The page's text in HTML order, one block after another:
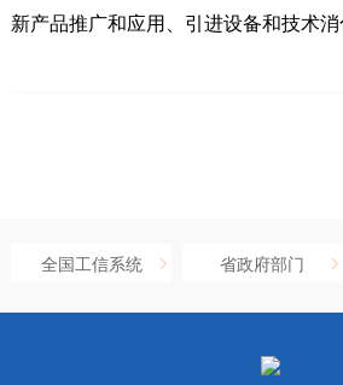
新产品推广和应用、引进设备和技术消
全国工信系统 省政府部门